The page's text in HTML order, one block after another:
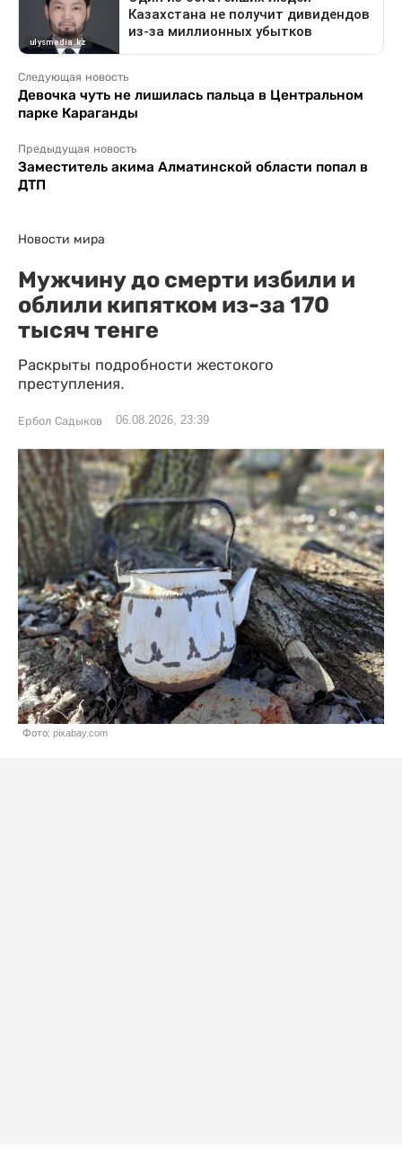
Следующая новость
Девочка чуть не лишилась пальца в Центральном
парке Караганды
Предыдущая новость
Заместитель акима Алматинской области попал в
ДТП
Новости мира
Мужчину до смерти избили и
облили кипятком из-за 170
тысяч тенге
Раскрыты подробности жестокого
преступления.
Ербол Садыков 06.08.2026, 23:39
Фото: pixabay.com